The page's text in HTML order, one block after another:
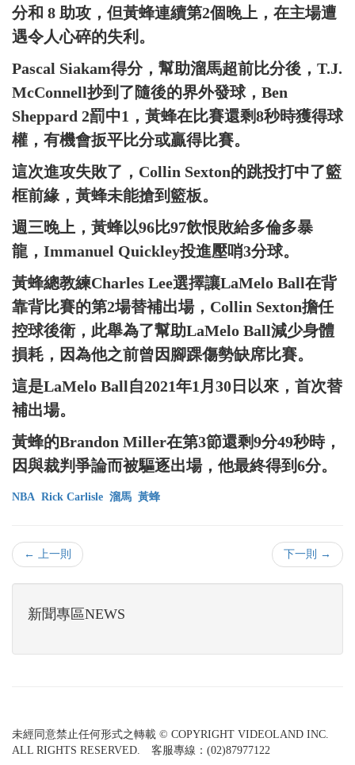
分和 8 助攻，但黃蜂連續第2個晚上，在主場遭
遇令人心碎的失利。
Pascal Siakam得分，幫助溜馬超前比分後，T.J.
McConnell抄到了隨後的界外發球，Ben
Sheppard 2罰中1，黃蜂在比賽還剩8秒時獲得球
權，有機會扳平比分或贏得比賽。
這次進攻失敗了，Collin Sexton的跳投打中了籃
框前緣，黃蜂未能搶到籃板。
週三晚上，黃蜂以96比97飲恨敗給多倫多暴
龍，Immanuel Quickley投進壓哨3分球。
黃蜂總教練Charles Lee選擇讓LaMelo Ball在背
靠背比賽的第2場替補出場，Collin Sexton擔任
控球後衛，此舉為了幫助LaMelo Ball減少身體
損耗，因為他之前曾因腳踝傷勢缺席比賽。
這是LaMelo Ball自2021年1月30日以來，首次替
補出場。
黃蜂的Brandon Miller在第3節還剩9分49秒時，
因與裁判爭論而被驅逐出場，他最終得到6分。
NBA Rick Carlisle 溜馬 黃蜂
← 上一則 下一則 →
新聞專區NEWS
未經同意禁止任何形式之轉載 © COPYRIGHT VIDEOLAND INC.
ALL RIGHTS RESERVED. 客服專線：(02)87977122